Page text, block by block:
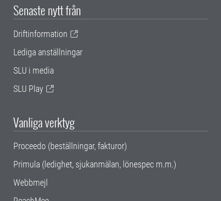
Senaste nytt från
Driftinformation
Lediga anställningar
SLU i media
SLU Play
Vanliga verktyg
Proceedo (beställningar, fakturor)
Primula (ledighet, sjukanmälan, lönespec m.m.)
Webbmejl